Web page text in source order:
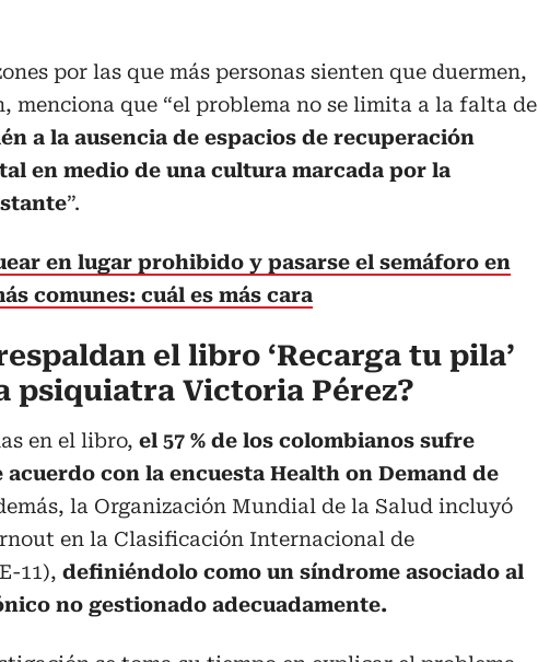
por las que más personas sienten que duermen,
menciona que “el problema no se limita a la falta de
a la ausencia de espacios de recuperación
en medio de una cultura marcada por la
”.
en lugar prohibido y pasarse el semáforo en
comunes: cuál es más cara
el libro ‘Recarga tu pila’
psiquiatra Victoria Pérez?
en el libro, el 57 % de los colombianos sufre
con la encuesta Health on Demand de
la Organización Mundial de la Salud incluyó
en la Clasificación Internacional de
11), definiéndolo como un síndrome asociado al
no gestionado adecuadamente.